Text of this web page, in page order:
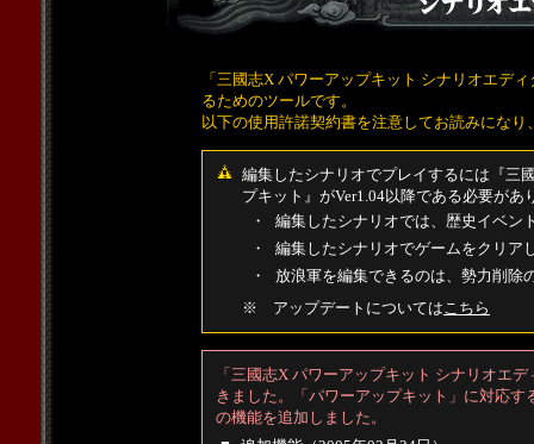
「三國志X パワーアップキット シナリオエデ
るためのツールです。
以下の使用許諾契約書を注意してお読みにな
編集したシナリオでプレイするには『三
プキット』がVer1.04以降である必要があ
・
編集したシナリオでは、歴史イベン
・
編集したシナリオでゲームをクリア
・
放浪軍を編集できるのは、勢力削除
※ アップデートについてはこちら
「三國志X パワーアップキット シナリオエ
きました。「パワーアップキット」に対応
の機能を追加しました。